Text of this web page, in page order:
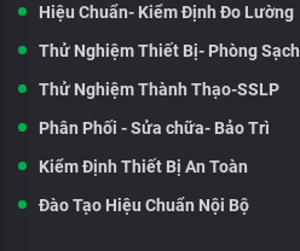
Hiệu Chuẩn- Kiểm Định Đo Lường
Thử Nghiệm Thiết Bị- Phòng Sạch
Thử Nghiệm Thành Thạo-SSLP
Phân Phối - Sửa chữa- Bảo Trì
Kiểm Định Thiết Bị An Toàn
Đào Tạo Hiệu Chuẩn Nội Bộ